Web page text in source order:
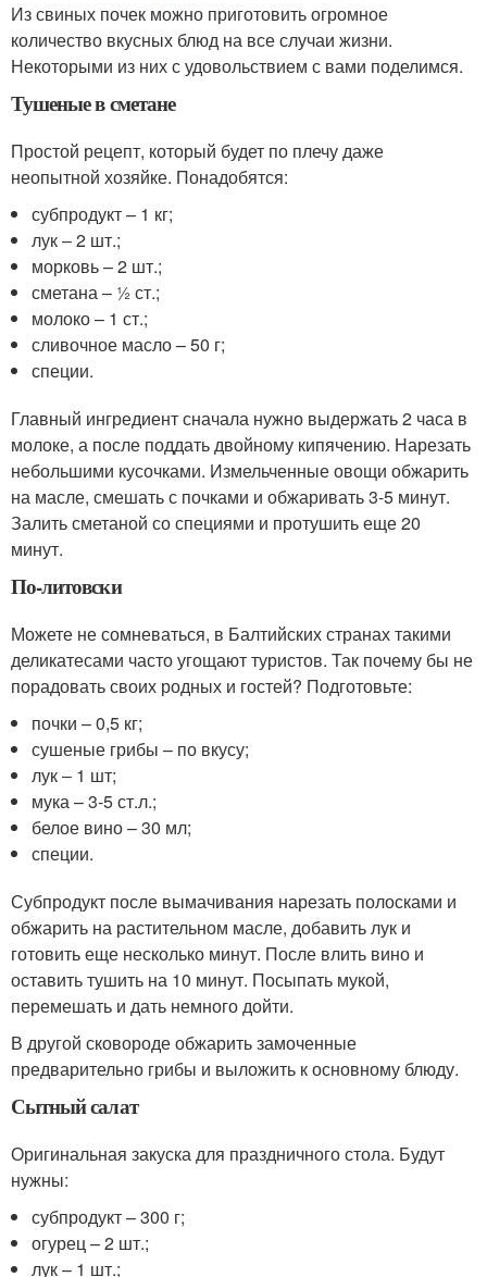
Из свиных почек можно приготовить огромное
количество вкусных блюд на все случаи жизни.
Некоторыми из них с удовольствием с вами поделимся.
Тушеные в сметане
Простой рецепт, который будет по плечу даже
неопытной хозяйке. Понадобятся:
субпродукт – 1 кг;
лук ‒ 2 шт.;
морковь – 2 шт.;
сметана – ½ ст.;
молоко – 1 ст.;
сливочное масло – 50 г;
специи.
Главный ингредиент сначала нужно выдержать 2 часа в
молоке, а после поддать двойному кипячению. Нарезать
небольшими кусочками. Измельченные овощи обжарить
на масле, смешать с почками и обжаривать 3-5 минут.
Залить сметаной со специями и протушить еще 20
минут.
По-литовски
Можете не сомневаться, в Балтийских странах такими
деликатесами часто угощают туристов. Так почему бы не
порадовать своих родных и гостей? Подготовьте:
почки – 0,5 кг;
сушеные грибы – по вкусу;
лук ‒ 1 шт;
мука – 3-5 ст.л.;
белое вино – 30 мл;
специи.
Субпродукт после вымачивания нарезать полосками и
обжарить на растительном масле, добавить лук и
готовить еще несколько минут. После влить вино и
оставить тушить на 10 минут. Посыпать мукой,
перемешать и дать немного дойти.
В другой сковороде обжарить замоченные
предварительно грибы и выложить к основному блюду.
Сытный салат
Оригинальная закуска для праздничного стола. Будут
нужны:
субпродукт – 300 г;
огурец – 2 шт.;
лук – 1 шт.;